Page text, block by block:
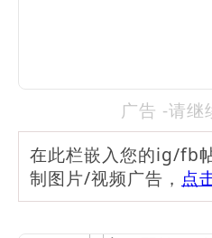
广告 -请继
在此栏嵌入您的ig/fb
制图片/视频广告， 点